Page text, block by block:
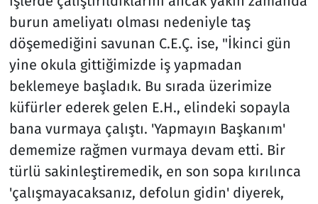
burun ameliyatı olması nedeniyle taş
döşemediğini savunan C.E.Ç. ise, "İkinci gün
yine okula gittiğimizde iş yapmadan
beklemeye başladık. Bu sırada üzerimize
küfürler ederek gelen E.H., elindeki sopayla
bana vurmaya çalıştı. 'Yapmayın Başkanım'
dememize rağmen vurmaya devam etti. Bir
türlü sakinleştiremedik, en son sopa kırılınca
'çalışmayacaksanız, defolun gidin' diyerek,